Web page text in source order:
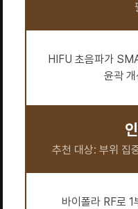
HIFU 초음파가
윤곽
추천 대상: 부위 집
바이폴라 RF로 1